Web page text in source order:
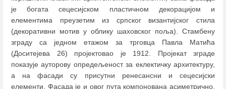
је богата сецесијском пластичном декорацијом и
елементима преузетим из српског византијског стила
(декоративни мотив у облику шаховског поља). Стамбену
зграду са једном етажом за трговца Павла Матића
(Доситејева 26) пројектовао је 1912. Пројекат зграде
показује ауторову опредељеност за еклектичку архитектуру,
а на фасади су присутни ренесансни и сецесијски
елементи. Фасада је и овог пута компонована асиметрично,